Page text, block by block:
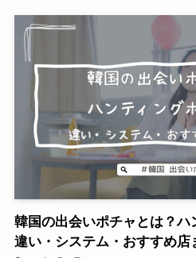
韓国の出会いポチャとは？ハ
違い・システム・おすすめ店